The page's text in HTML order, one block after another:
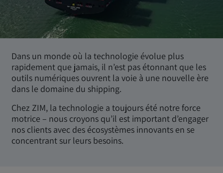
Dans un monde où la technologie évolue plus
rapidement que jamais, il n’est pas étonnant que les
outils numériques ouvrent la voie à une nouvelle ère
dans le domaine du shipping.
Chez ZIM, la technologie a toujours été notre force
motrice – nous croyons qu’il est important d’engager
nos clients avec des écosystèmes innovants en se
concentrant sur leurs besoins.